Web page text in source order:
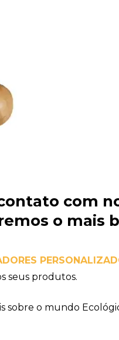
com
o mais
seus produtos.
sobre o mundo